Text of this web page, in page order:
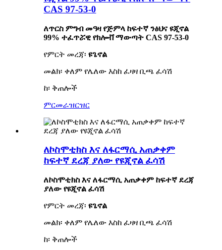
CAS 97-53-0
ለጥርስ ምግብ መዓዛ የጅምላ ከፍተኛ ንፅህና ዩጂኖል
99% ተፈጥሯዊ የክሎቭ ማውጣት CAS 97-53-0
የምርት መረጃ፡ ዩጌኖል
መልክ፡ ቀለም የሌለው እስከ ፈዛዛ ቢጫ ፈሳሽ
ከ፡ ቅጠሎች
ምርመራዝርዝር
ለኮስሞቲክስ እና ለፋርማሲ አጠቃቀም
ከፍተኛ ደረጃ ያለው የዩጂኖል ፈሳሽ
ለኮስሞቲክስ እና ለፋርማሲ አጠቃቀም ከፍተኛ ደረጃ
ያለው የዩጂኖል ፈሳሽ
የምርት መረጃ፡ ዩጌኖል
መልክ፡ ቀለም የሌለው እስከ ፈዛዛ ቢጫ ፈሳሽ
ከ፡ ቅጠሎች